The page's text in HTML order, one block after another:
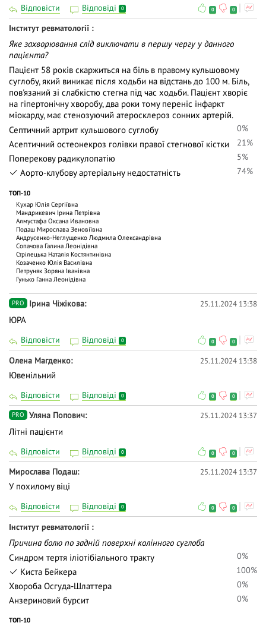
Відповісти Відповіді 0 0 0
Інститут ревматології
Яке захворювання слід виключати в першу чергу у данного
пацієнта?
Пацієнт 58 років скаржиться на біль в правому кульшовому
суглобу, який виникає після ходьби на відстань до 100 м. Біль,
пов'язаний зі слабкістю стегна під час ходьби. Пацієнт хворіє
на гіпертонічну хворобу, два роки тому переніс інфаркт
міокарду, має стенозуючий атеросклероз сонних артерій.
Септичний артрит кульшового суглобу
0%
Асептичний остеонекроз голівки правої стегнової кістки
21%
Поперекову радикулопатію
5%
Аорто-клубову артеріальну недостатність
74%
ТОП-10
Кухар Юлія Сергіївна
Мандрикевич Ірина Петрівна
Алмустафа Оксана Ивановна
Подаш Мирослава Зеновіївна
Андрусенко-Неглущенко Людмила Олександрівна
Сопачова Галина Леонідівна
Стрілецька Наталія Костянтинівна
Козаченко Юлія Василівна
Петруняк Зоряна Іванівна
Гунько Ганна Леонідівна
PRO Ірина Чіжікова 25.11.2024 13:38
ЮРА
Відповісти Відповіді 0 0 0
Олена Магденко 25.11.2024 13:38
Ювенільний
Відповісти Відповіді 0 0 0
PRO Уляна Попович 25.11.2024 13:37
Літні пацієнти
Відповісти Відповіді 0 0 0
Мирослава Подаш 25.11.2024 13:37
У похилому віці
Відповісти Відповіді 0 0 0
Інститут ревматології
Причина болю по задній поверхні колінного суглоба
Синдром тертя іліотібіального тракту
0%
Киста Бейкера
100%
Хвороба Осгуда-Шлаттера
0%
Анзериновий бурсит
0%
ТОП-10